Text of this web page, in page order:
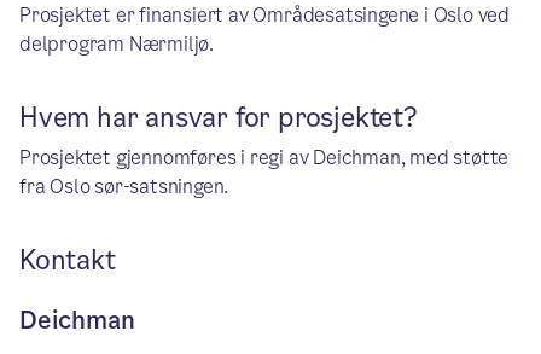
Prosjektet er finansiert av Områdesatsingene i Oslo ved
delprogram Nærmiljø.
Hvem har ansvar for prosjektet?
Prosjektet gjennomføres i regi av Deichman, med støtte
fra Oslo sør-satsningen.
Kontakt
Deichman